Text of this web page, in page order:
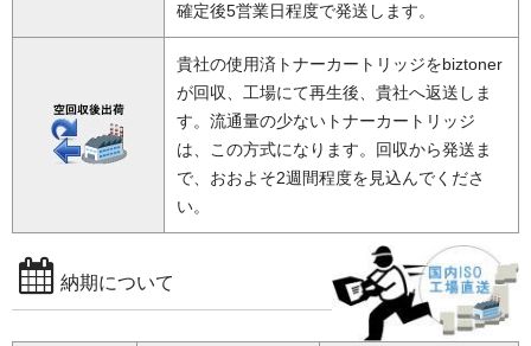
確定後5営業日程度で発送します。
貴社の使用済トナーカートリッジをbiztoner
が回収、工場にて再生後、貴社へ返送しま
す。流通量の少ないトナーカートリッジ
は、この方式になります。回収から発送ま
で、おおよそ2週間程度を見込んでくださ
い。
納期について